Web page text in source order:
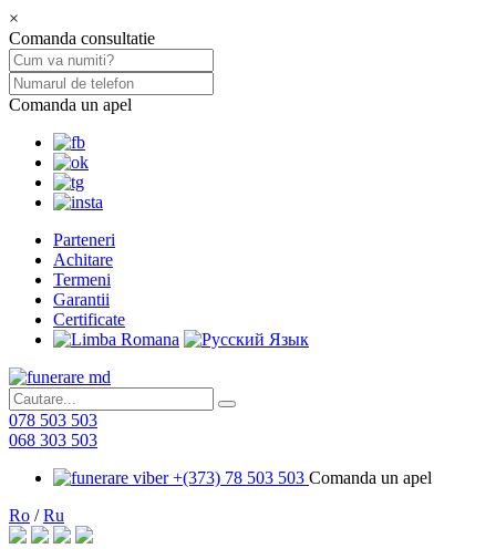
×
Comanda consultatie
Comanda un apel
Parteneri
Achitare
Termeni
Garantii
Certificate
078 503 503
068 303 503
+(373) 78 503 503 Comanda un apel
Ro /Ru